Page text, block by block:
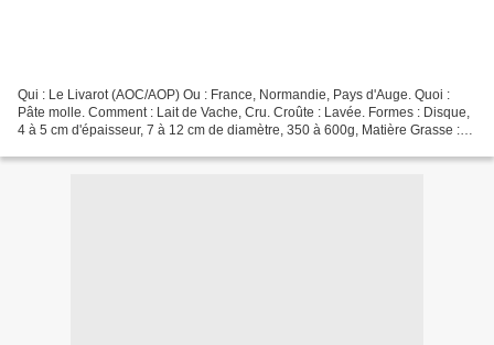
Qui : Le Livarot (AOC/AOP) Ou : France, Normandie, Pays d'Auge. Quoi :
Pâte molle. Comment : Lait de Vache, Cru. Croûte : Lavée. Formes : Disque,
4 à 5 cm d'épaisseur, 7 à 12 cm de diamètre, 350 à 600g, Matière Grasse :